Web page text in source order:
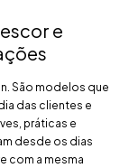
e
São modelos que
das clientes e
práticas e
desde os dias
com a mesma